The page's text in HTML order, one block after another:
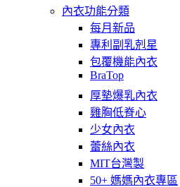
內衣功能分類
每月新品
專利副乳剋星
包覆機能內衣
BraTop
厚墊爆乳內衣
雞胸低脊心
少女內衣
蕾絲內衣
MIT台灣製
50+ 媽媽內衣專區